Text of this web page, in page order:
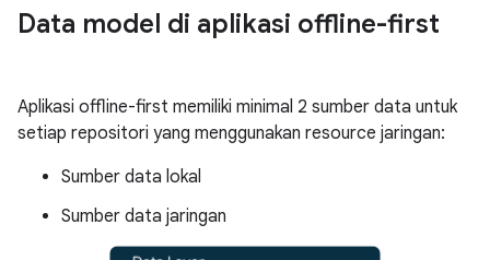
Data model di aplikasi offline-first
Aplikasi offline-first memiliki minimal 2 sumber data untuk
setiap repositori yang menggunakan resource jaringan:
Sumber data lokal
Sumber data jaringan